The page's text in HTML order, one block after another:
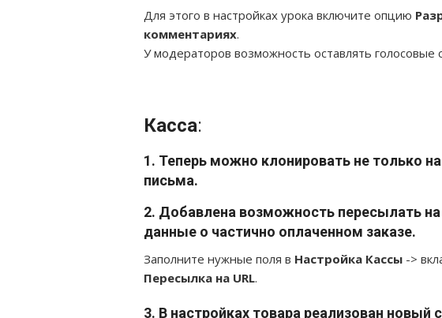
Для этого в настройках урока включите опцию
комментариях.
У модераторов возможность оставлять
Касса:
1. Теперь можно клонировать не только
письма.
2. Добавлена возможность пересылать
данные о частично оплаченном заказе.
Заполните нужные поля в Настройка Кассы ->
Пересылка на URL.
3. В настройках товара реализован новый